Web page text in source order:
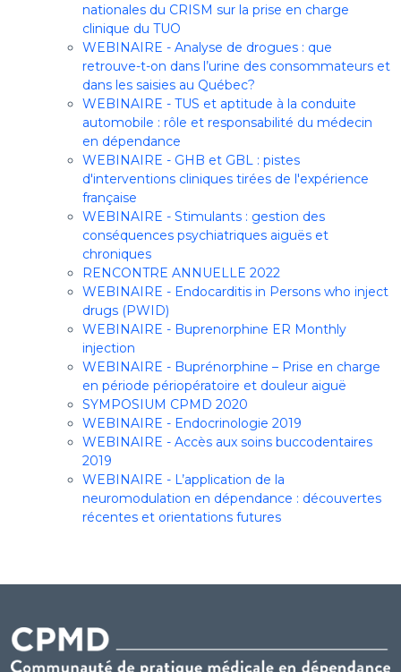
nationales du CRISM sur la prise en charge
clinique du TUO
WEBINAIRE - Analyse de drogues : que
retrouve-t-on dans l’urine des consommateurs et
dans les saisies au Québec?
WEBINAIRE - TUS et aptitude à la conduite
automobile : rôle et responsabilité du médecin
en dépendance
WEBINAIRE - GHB et GBL : pistes
d'interventions cliniques tirées de l'expérience
française
WEBINAIRE - Stimulants : gestion des
conséquences psychiatriques aiguës et
chroniques
RENCONTRE ANNUELLE 2022
WEBINAIRE - Endocarditis in Persons who inject
drugs (PWID)
WEBINAIRE - Buprenorphine ER Monthly
injection
WEBINAIRE - Buprénorphine – Prise en charge
en période périopératoire et douleur aiguë
SYMPOSIUM CPMD 2020
WEBINAIRE - Endocrinologie 2019
WEBINAIRE - Accès aux soins buccodentaires
2019
WEBINAIRE - L’application de la
neuromodulation en dépendance : découvertes
récentes et orientations futures